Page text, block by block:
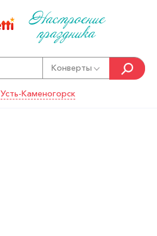
Настроение
праздника
Конверты
Усть-Каменогорск